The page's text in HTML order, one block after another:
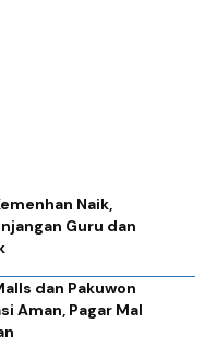
Naik,
Guru dan
dan Pakuwon
Aman, Pagar Mal